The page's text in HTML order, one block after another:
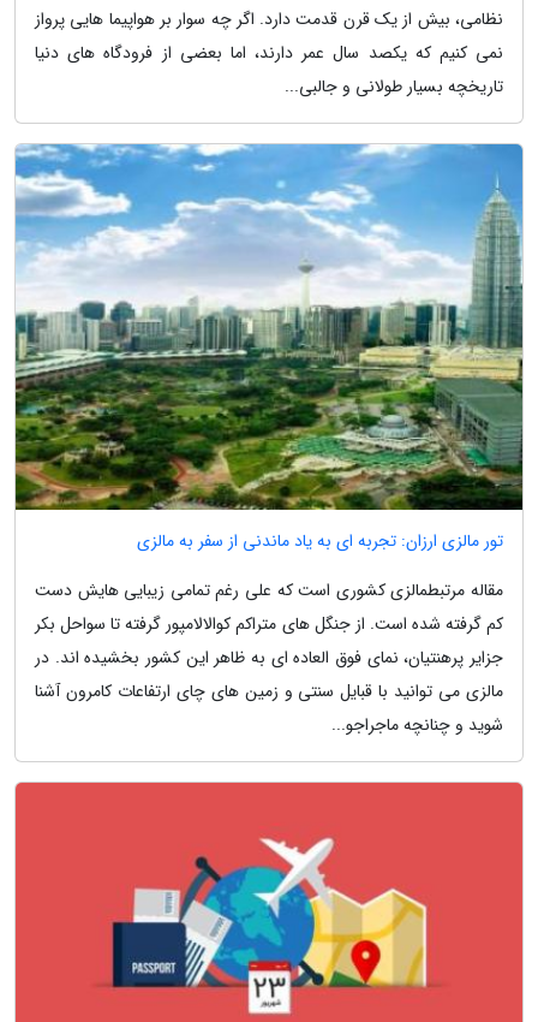
نظامی، بیش از یک قرن قدمت دارد. اگر چه سوار بر هواپیما هایی پرواز
نمی کنیم که یکصد سال عمر دارند، اما بعضی از فرودگاه های دنیا
تاریخچه بسیار طولانی و جالبی...
تور مالزی ارزان: تجربه ای به یاد ماندنی از سفر به مالزی
مقاله مرتبطمالزی کشوری است که علی رغم تمامی زیبایی هایش دست
کم گرفته شده است. از جنگل های متراکم کوالالامپور گرفته تا سواحل بکر
جزایر پرهنتیان، نمای فوق العاده ای به ظاهر این کشور بخشیده اند. در
مالزی می توانید با قبایل سنتی و زمین های چای ارتفاعات کامرون آشنا
شوید و چنانچه ماجراجو...